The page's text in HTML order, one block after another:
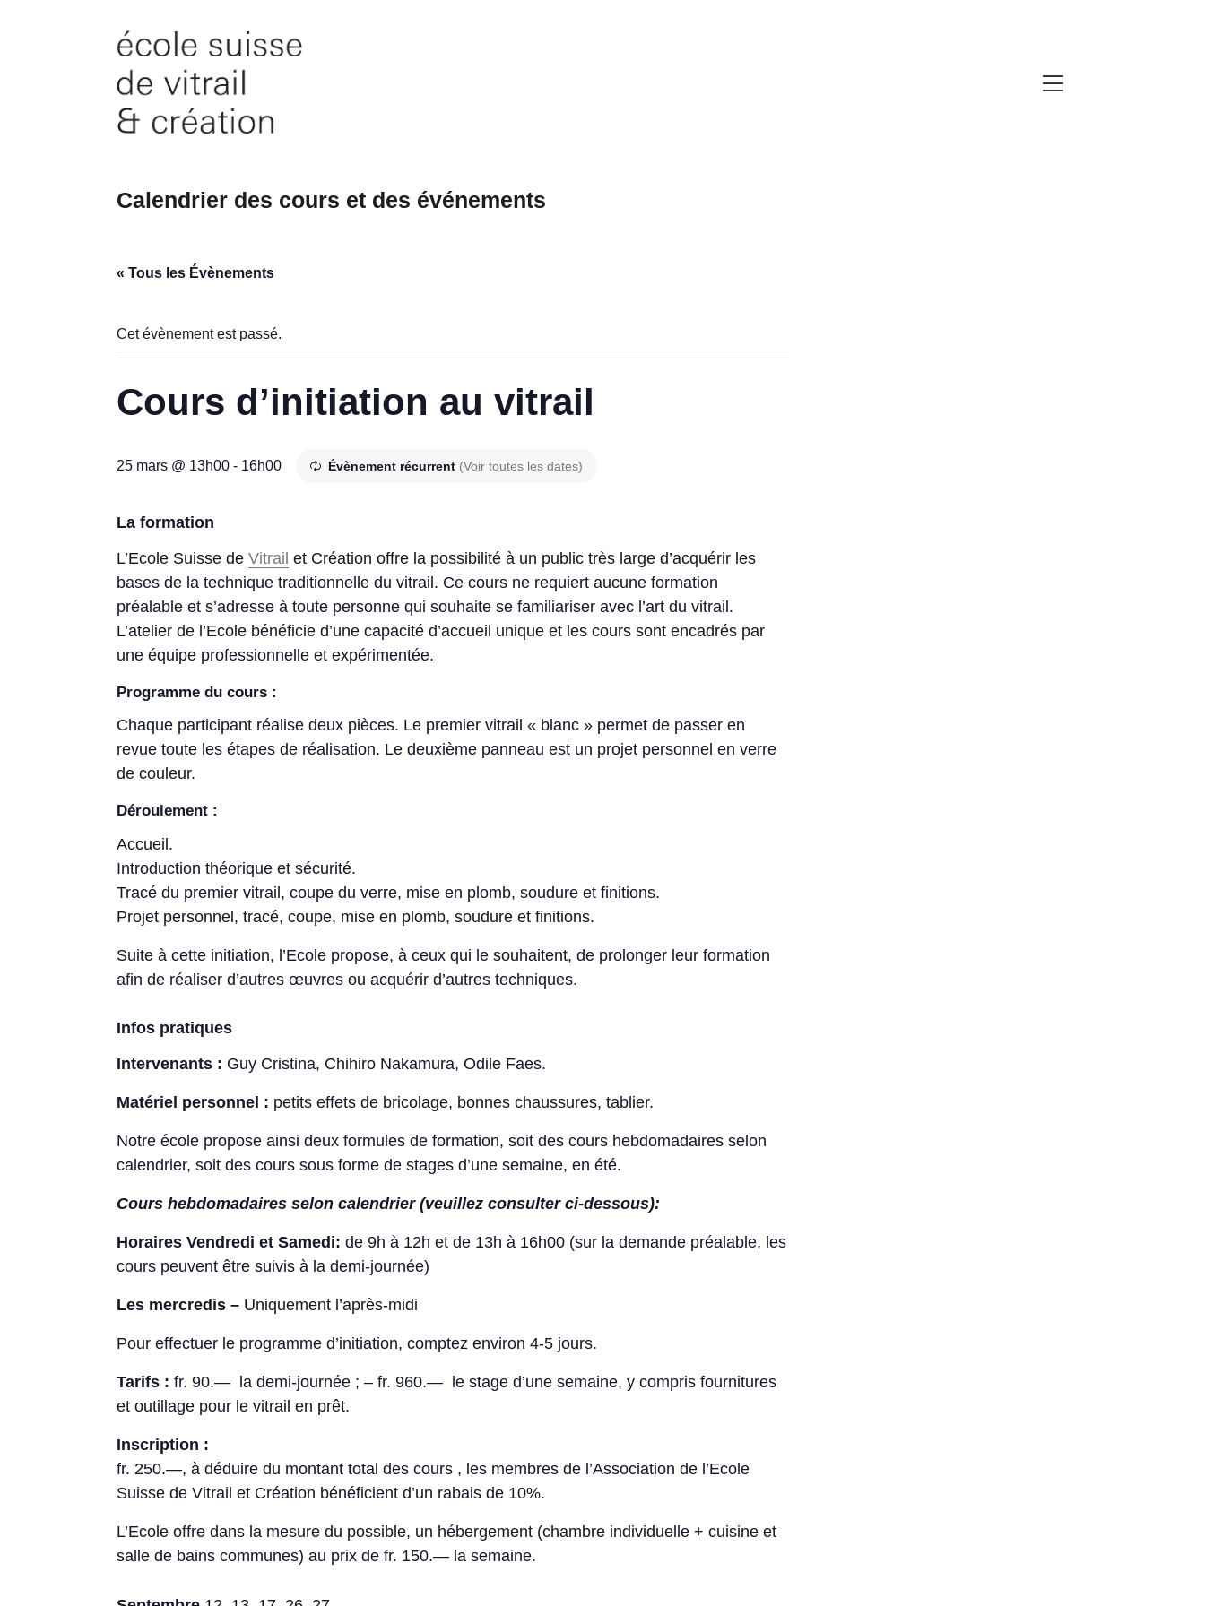
Calendrier des cours et des événements
« Tous les Évènements
Cet évènement est passé.
Cours d’initiation au vitrail
25 mars @ 13h00 - 16h00 Évènement récurrent (Voir toutes les dates)
La formation
L’Ecole Suisse deVitrail et Création offre la possibilité à un public très large d’acquérir les
bases de la technique traditionnelle du vitrail. Ce cours ne requiert aucune formation
préalable et s’adresse à toute personne qui souhaite se familiariser avec l’art du vitrail.
L’atelier de l’Ecole bénéficie d’une capacité d’accueil unique et les cours sont encadrés par
une équipe professionnelle et expérimentée.
Programme du cours :
Chaque participant réalise deux pièces. Le premier vitrail « blanc » permet de passer en
revue toute les étapes de réalisation. Le deuxième panneau est un projet personnel en verre
de couleur.
Déroulement :
Accueil.
Introduction théorique et sécurité.
Tracé du premier vitrail, coupe du verre, mise en plomb, soudure et finitions.
Projet personnel, tracé, coupe, mise en plomb, soudure et finitions.
Suite à cette initiation, l’Ecole propose, à ceux qui le souhaitent, de prolonger leur formation
afin de réaliser d’autres œuvres ou acquérir d’autres techniques.
Infos pratiques
Intervenants : Guy Cristina, Chihiro Nakamura, Odile Faes.
Matériel personnel : petits effets de bricolage, bonnes chaussures, tablier.
Notre école propose ainsi deux formules de formation, soit des cours hebdomadaires selon
calendrier, soit des cours sous forme de stages d’une semaine, en été.
Cours hebdomadaires selon calendrier (veuillez consulter ci-dessous):
Horaires Vendredi et Samedi: de 9h à 12h et de 13h à 16h00 (sur la demande préalable, les
cours peuvent être suivis à la demi-journée)
Les mercredis – Uniquement l’après-midi
Pour effectuer le programme d’initiation, comptez environ 4-5 jours.
Tarifs : fr. 90.— la demi-journée ; – fr. 960.— le stage d’une semaine, y compris fournitures
et outillage pour le vitrail en prêt.
Inscription :
fr. 250.—, à déduire du montant total des cours , les membres de l’Association de l’Ecole
Suisse de Vitrail et Création bénéficient d’un rabais de 10%.
L’Ecole offre dans la mesure du possible, un hébergement (chambre individuelle + cuisine et
salle de bains communes) au prix de fr. 150.— la semaine.